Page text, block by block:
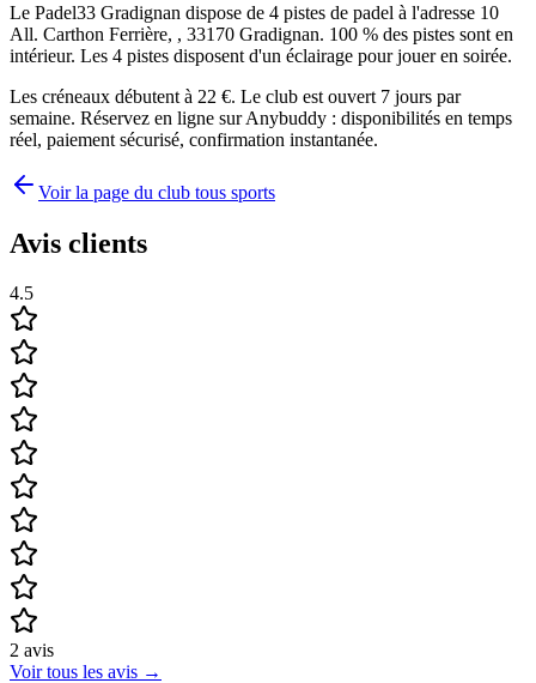
Le Padel33 Gradignan dispose de 4 pistes de padel à l'adresse 10
All. Carthon Ferrière, , 33170 Gradignan. 100 % des pistes sont en
intérieur. Les 4 pistes disposent d'un éclairage pour jouer en soirée.
Les créneaux débutent à 22 €. Le club est ouvert 7 jours par
semaine. Réservez en ligne sur Anybuddy : disponibilités en temps
réel, paiement sécurisé, confirmation instantanée.
Voir la page du club tous sports
Avis clients
4.5
2 avis
Voir tous les avis →